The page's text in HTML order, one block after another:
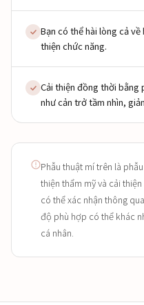
Bạn có thể hài lòng cả
thiện chức năng.
Cải thiện đồng thời bằng
như cản trở tầm nhìn,
Phẫu thuật mí trên là
thiện thẩm mỹ và cải
có thể xác nhận thông
độ phù hợp có thể khác
cá nhân.